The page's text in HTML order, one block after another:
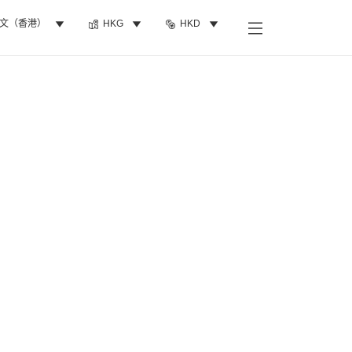
（香港） HKG HKD